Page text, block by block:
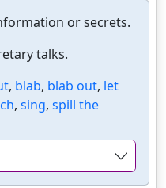
or secrets.
talks.
, blab, blab out, let
, sing, spill the